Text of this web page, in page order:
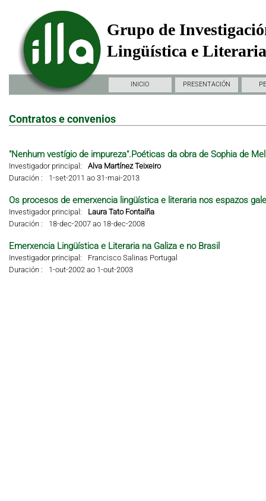
Grupo de
Lingüística e
INICIO PRESENTACIÓN
Contratos e convenios
"Nenhum vestígio de impureza".Poéticas da obra de Sophia de
Investigador principal:
Alva Martínez Teixeiro
Duración :
1-set-2011 ao 31-mai-2013
Os procesos de emerxencia lingüística e literaria nos espazos
Investigador principal:
Laura Tato Fontaíña
Duración :
18-dec-2007 ao 18-dec-2008
Emerxencia Lingüística e Literaria na Galiza e no Brasil
Investigador principal:
Francisco Salinas Portugal
Duración :
1-out-2002 ao 1-out-2003